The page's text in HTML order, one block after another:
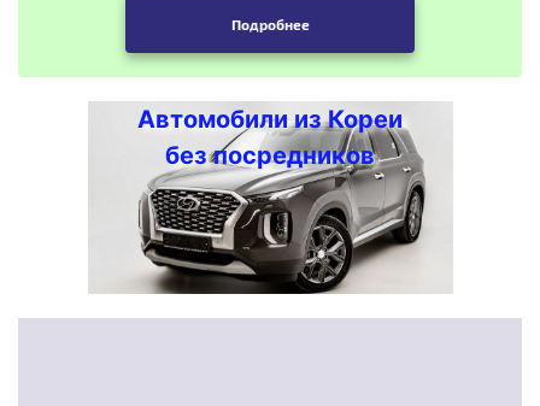
Подробнее
Автомобили из Кореи
без посредников